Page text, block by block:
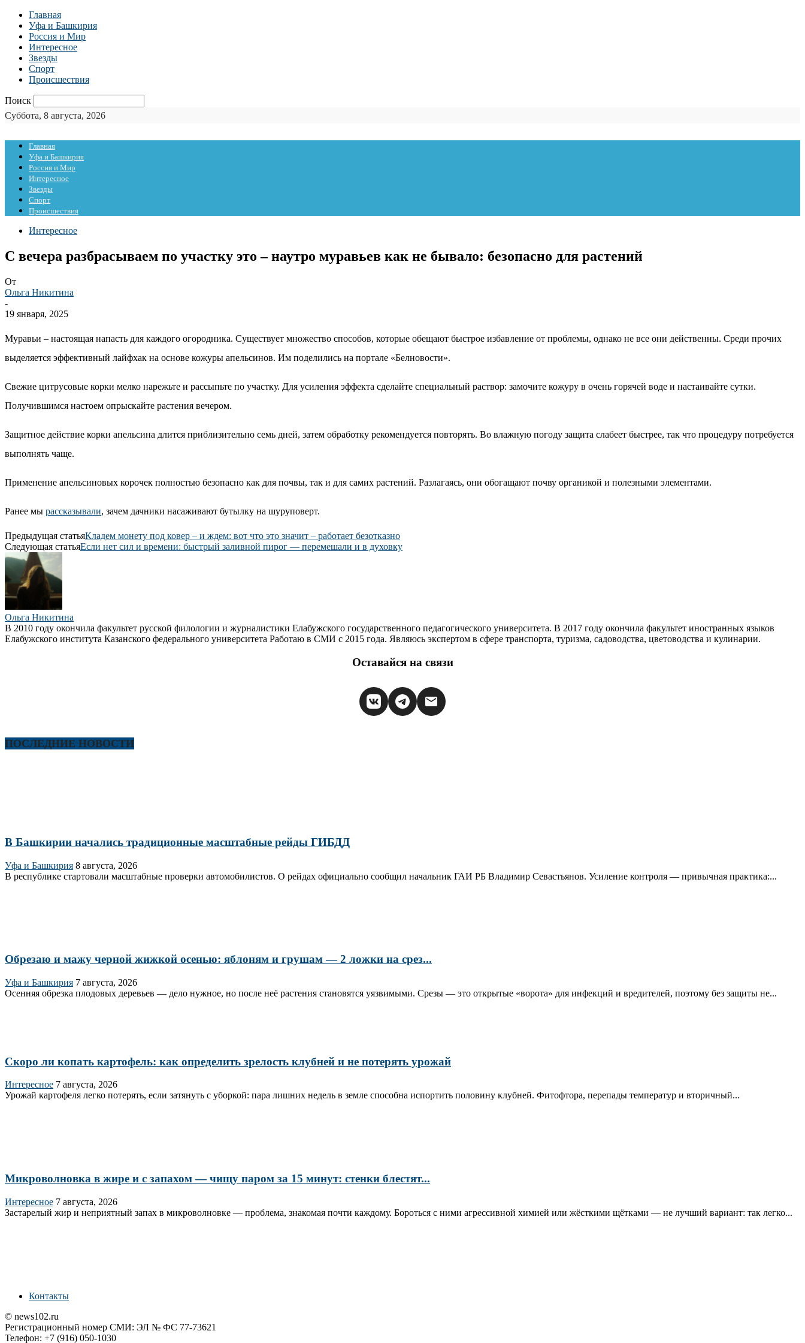
Главная
Уфа и Башкирия
Россия и Мир
Интересное
Звезды
Спорт
Происшествия
Поиск
Суббота, 8 августа, 2026
Главная
Уфа и Башкирия
Россия и Мир
Интересное
Звезды
Спорт
Происшествия
Интересное
С вечера разбрасываем по участку это – наутро муравьев как не бывало: безопасно для растений
От
Ольга Никитина
-
19 января, 2025
Муравьи – настоящая напасть для каждого огородника. Существует множество способов, которые обещают быстрое избавление от проблемы, однако не все они действенны. Среди прочих
выделяется эффективный лайфхак на основе кожуры апельсинов. Им поделились на портале «Белновости».
Свежие цитрусовые корки мелко нарежьте и рассыпьте по участку. Для усиления эффекта сделайте специальный раствор: замочите кожуру в очень горячей воде и настаивайте сутки.
Получившимся настоем опрыскайте растения вечером.
Защитное действие корки апельсина длится приблизительно семь дней, затем обработку рекомендуется повторять. Во влажную погоду защита слабеет быстрее, так что процедуру потребуется
выполнять чаще.
Применение апельсиновых корочек полностью безопасно как для почвы, так и для самих растений. Разлагаясь, они обогащают почву органикой и полезными элементами.
Ранее мы рассказывали, зачем дачники насаживают бутылку на шуруповерт.
Предыдущая статьяКладем монету под ковер – и ждем: вот что это значит – работает безотказно
Следующая статьяЕсли нет сил и времени: быстрый заливной пирог — перемешали и в духовку
Ольга Никитина
В 2010 году окончила факультет русской филологии и журналистики Елабужского государственного педагогического университета. В 2017 году окончила факультет иностранных языков
Елабужского института Казанского федерального университета Работаю в СМИ с 2015 года. Являюсь экспертом в сфере транспорта, туризма, садоводства, цветоводства и кулинарии.
Оставайся на связи
ПОСЛЕДНИЕ НОВОСТИ
В Башкирии начались традиционные масштабные рейды ГИБДД
Уфа и Башкирия 8 августа, 2026
В республике стартовали масштабные проверки автомобилистов. О рейдах официально сообщил начальник ГАИ РБ Владимир Севастьянов. Усиление контроля — привычная практика:...
Обрезаю и мажу черной жижкой осенью: яблоням и грушам — 2 ложки на срез...
Уфа и Башкирия 7 августа, 2026
Осенняя обрезка плодовых деревьев — дело нужное, но после неё растения становятся уязвимыми. Срезы — это открытые «ворота» для инфекций и вредителей, поэтому без защиты не...
Скоро ли копать картофель: как определить зрелость клубней и не потерять урожай
Интересное 7 августа, 2026
Урожай картофеля легко потерять, если затянуть с уборкой: пара лишних недель в земле способна испортить половину клубней. Фитофтора, перепады температур и вторичный...
Микроволновка в жире и с запахом — чищу паром за 15 минут: стенки блестят...
Интересное 7 августа, 2026
Застарелый жир и неприятный запах в микроволновке — проблема, знакомая почти каждому. Бороться с ними агрессивной химией или жёсткими щётками — не лучший вариант: так легко...
Контакты
© news102.ru
Регистрационный номер СМИ: ЭЛ № ФС 77-73621
Телефон: +7 (916) 050-1030